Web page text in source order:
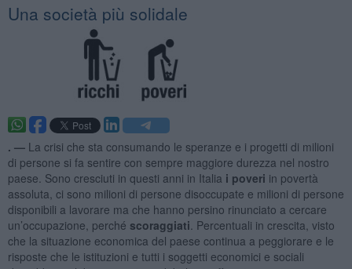
​Una società più solidale
. — La crisi che sta consumando le speranze e i progetti di milioni
di persone si fa sentire con sempre maggiore durezza nel nostro
paese. Sono cresciuti in questi anni in Italia i poveri in povertà
assoluta, ci sono milioni di persone disoccupate e milioni di persone
disponibili a lavorare ma che hanno persino rinunciato a cercare
un’occupazione, perché scoraggiati . Percentuali in crescita, visto
che la situazione economica del paese continua a peggiorare e le
risposte che le istituzioni e tutti i soggetti economici e sociali